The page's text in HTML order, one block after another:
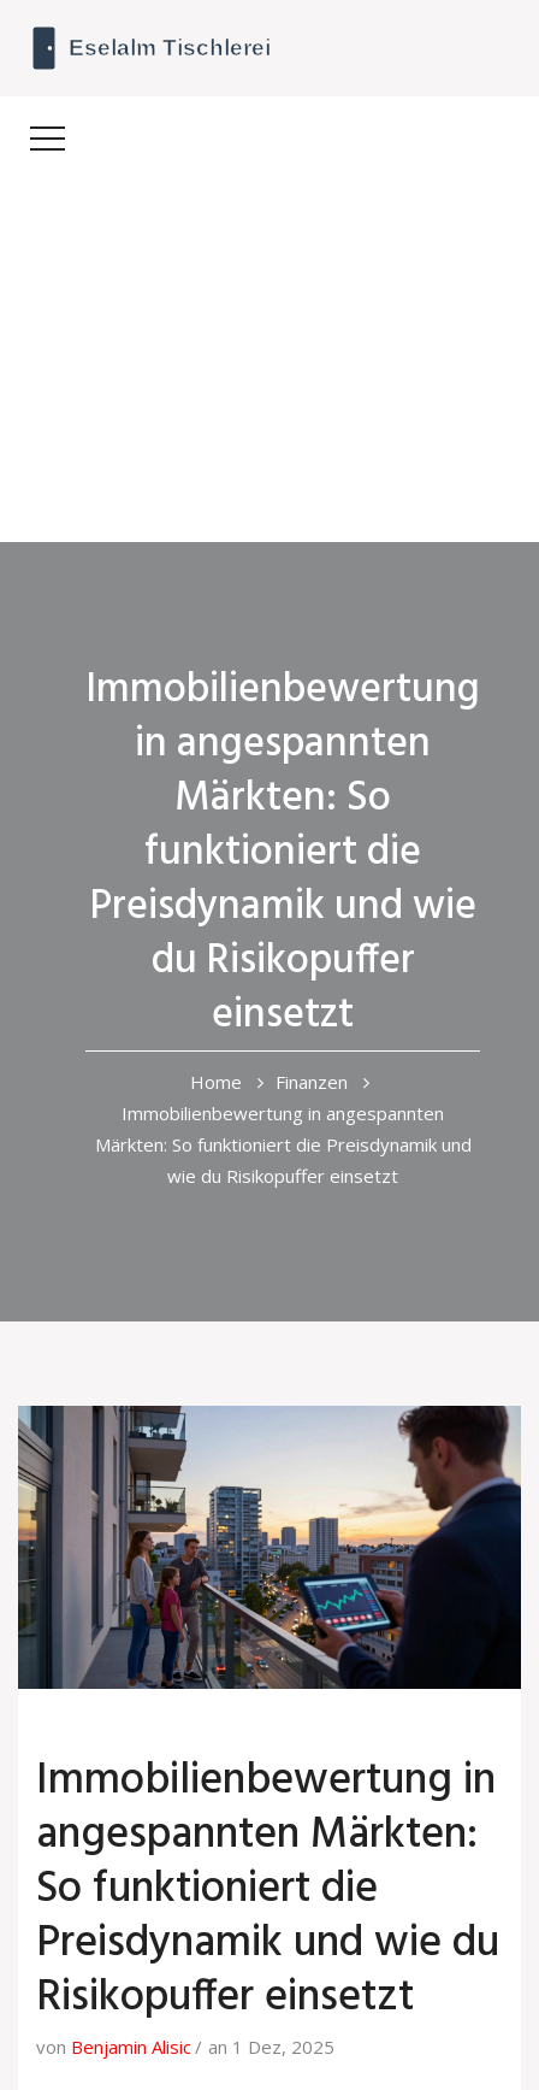
Immobilienbewertung
in angespannten
Märkten: So
funktioniert die
Preisdynamik und wie
du Risikopuffer
einsetzt
Home
Finanzen
Immobilienbewertung in angespannten
Märkten: So funktioniert die Preisdynamik und
wie du Risikopuffer einsetzt
Immobilienbewertung in
angespannten Märkten:
So funktioniert die
Preisdynamik und wie du
Risikopuffer einsetzt
von Benjamin Alisic an 1 Dez, 2025